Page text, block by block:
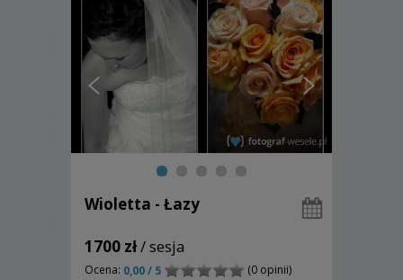
Wioletta - Łazy
1700 zł/ sesja
Ocena: 0,00 / 5
(0 opinii)